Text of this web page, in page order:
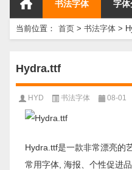
书法字体 字体
当前位置： 首页 > 书法字体 >
Hydra.ttf
HYD 书法字体 08-01
Hydra.ttf是一款非常漂亮的
常用字体, 海报、个性促进